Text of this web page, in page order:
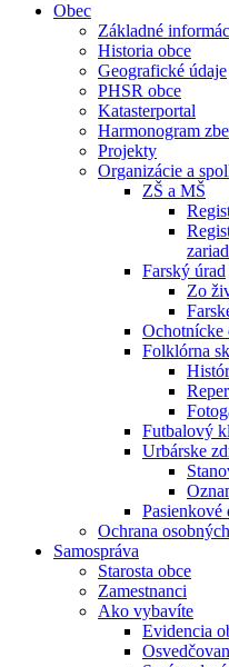
Obec
Základné
Historia obce
Geografické údaje
PHSR obce
Katasterportal
Harmonogram
Projekty
Organizácie a
ZŠ a MŠ
Farský úrad
Zo
Ochotnícke
Folklórna
Futbalový
Urbárske
Pasienkové
Ochrana
Samospráva
Starosta obce
Zamestnanci
Ako vybavíte
Evidencia